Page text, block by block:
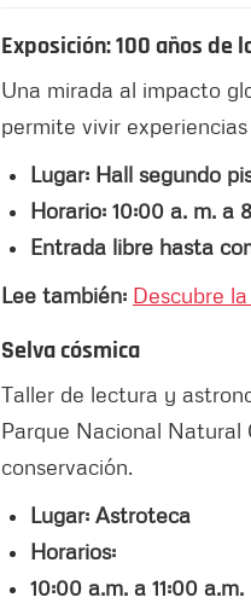
Exposición: 100 años de
Una mirada al impacto
permite vivir
Lugar: Hall segundo
Horario: 10:00 a. m. a
Entrada libre hasta
Lee también: Descubre
Selva cósmica
Taller de lectura y
Parque Nacional Natural
conservación.
Lugar: Astroteca
Horarios:
10:00 a.m. a 11:00 a.m.